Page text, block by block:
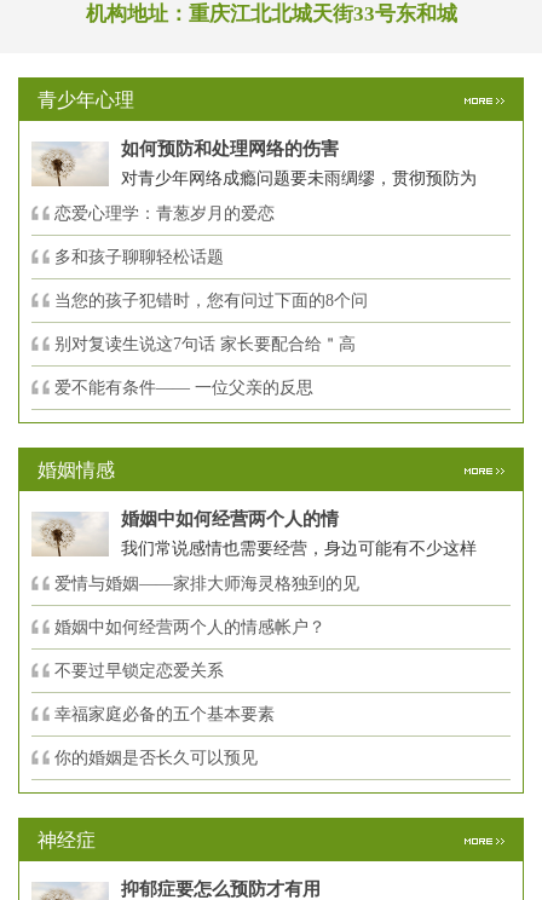
机构地址： 重庆江北北城天街33号东和城
青少年心理
如何预防和处理网络的伤害
对青少年网络成瘾问题要未雨绸缪，贯彻预防为
恋爱心理学：青葱岁月的爱恋
多和孩子聊聊轻松话题
当您的孩子犯错时，您有问过下面的8个问
别对复读生说这7句话 家长要配合给＂高
爱不能有条件—— 一位父亲的反思
婚姻情感
婚姻中如何经营两个人的情
我们常说感情也需要经营，身边可能有不少这样
爱情与婚姻——家排大师海灵格独到的见
婚姻中如何经营两个人的情感帐户？
不要过早锁定恋爱关系
幸福家庭必备的五个基本要素
你的婚姻是否长久可以预见
神经症
抑郁症要怎么预防才有用